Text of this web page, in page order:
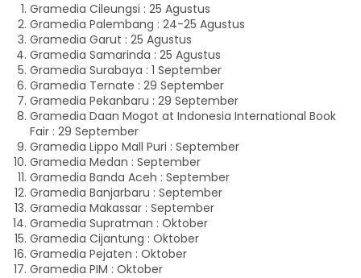
Gramedia Cileungsi : 25 Agustus
Gramedia Palembang : 24-25 Agustus
Gramedia Garut : 25 Agustus
Gramedia Samarinda : 25 Agustus
Gramedia Surabaya : 1 September
Gramedia Ternate : 29 September
Gramedia Pekanbaru : 29 September
Gramedia Daan Mogot at Indonesia International Book
Fair : 29 September
Gramedia Lippo Mall Puri : September
Gramedia Medan : September
Gramedia Banda Aceh : September
Gramedia Banjarbaru : September
Gramedia Makassar : September
Gramedia Supratman : Oktober
Gramedia Cijantung : Oktober
Gramedia Pejaten : Oktober
Gramedia PIM : Oktober